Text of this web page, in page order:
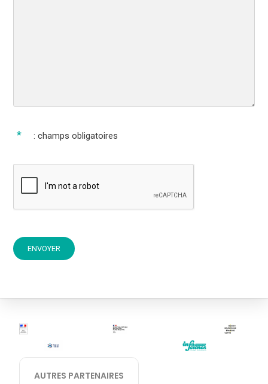
: champs obligatoires
ENVOYER
AUTRES PARTENAIRES